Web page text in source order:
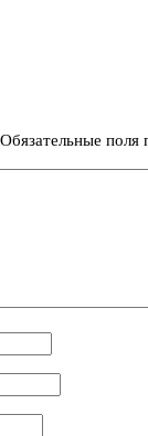
Обязательные поля